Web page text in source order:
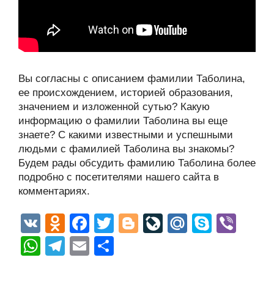
Вы согласны с описанием фамилии Таболина,
ее происхождением, историей образования,
значением и изложенной сутью? Какую
информацию о фамилии Таболина вы еще
знаете? С какими известными и успешными
людьми с фамилией Таболина вы знакомы?
Будем рады обсудить фамилию Таболина более
подробно с посетителями нашего сайта в
комментариях.
V
K
O
d
n
F
a
c
T
Bl
Li
M
S
W
T
E